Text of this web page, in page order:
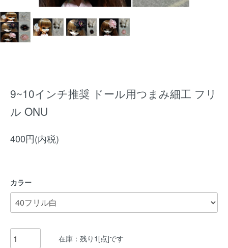
9~10インチ推奨 ドール用つまみ細工 フリ
ル ONU
400円(内税)
カラー
在庫：残り1[点]です